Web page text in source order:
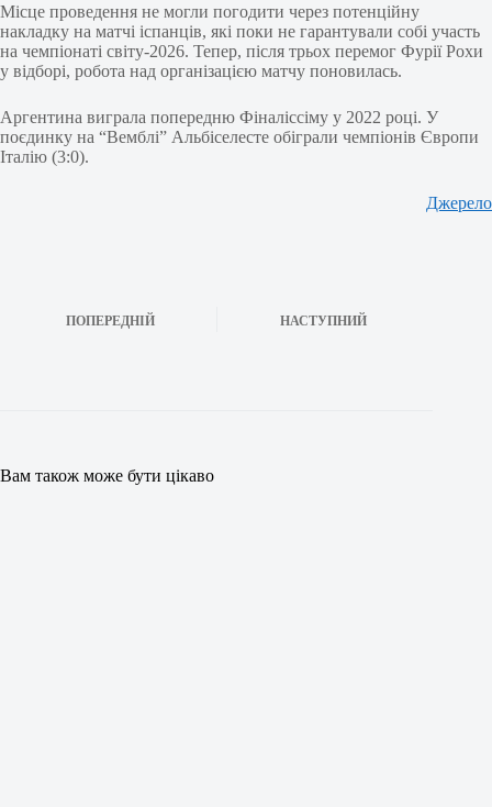
Місце проведення не могли погодити через потенційну
накладку на матчі іспанців, які поки не гарантували собі участь
на чемпіонаті світу-2026. Тепер, після трьох перемог Фурії Рохи
у відборі, робота над організацією матчу поновилась.
Аргентина виграла попередню Фіналіссіму у 2022 році. У
поєдинку на “Вемблі” Альбіселесте обіграли чемпіонів Європи
Італію (3:0).
Джерело
ПОПЕРЕДНІЙ НАСТУПНИЙ
Вам також може бути цікаво